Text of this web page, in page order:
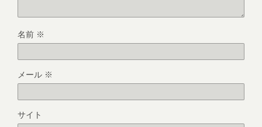
名前 ※
メール ※
サイト